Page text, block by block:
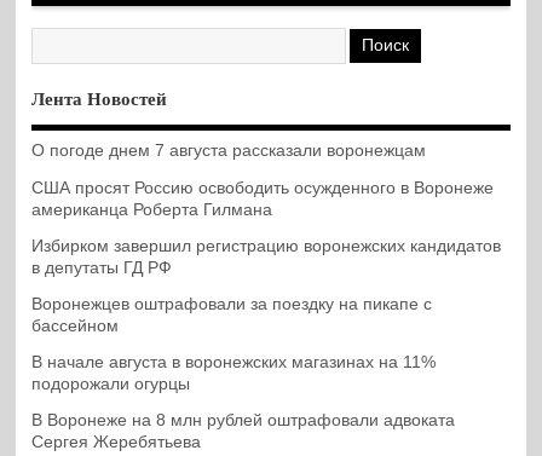
Лента Новостей
О погоде днем 7 августа рассказали воронежцам
США просят Россию освободить осужденного в Воронеже
американца Роберта Гилмана
Избирком завершил регистрацию воронежских кандидатов
в депутаты ГД РФ
Воронежцев оштрафовали за поездку на пикапе с
бассейном
В начале августа в воронежских магазинах на 11%
подорожали огурцы
В Воронеже на 8 млн рублей оштрафовали адвоката
Сергея Жеребятьева